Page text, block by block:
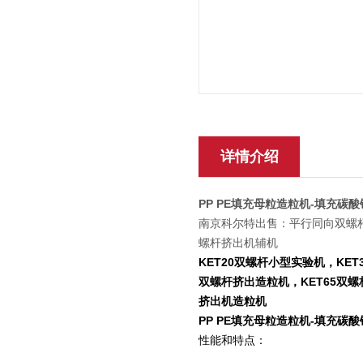
详情介绍
PP PE填充母粒造粒机-填充碳
南京科尔特出售：平行同向双
螺杆挤出机辅机
KET20双螺杆小型实验机，
双螺杆挤出造粒机，KET65双
挤出机造粒机
PP PE填充母粒造粒机-填充碳
性能和特点：